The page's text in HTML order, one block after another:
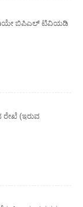
ಬಿಪಿಎಲ್ ಟಿವಿಯಡಿ
(ಇರುವ